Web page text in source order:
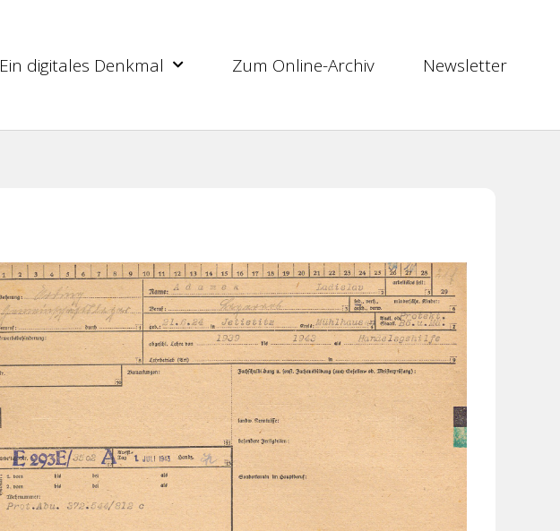
Ein digitales Denkmal Zum Online-Archiv Newsletter